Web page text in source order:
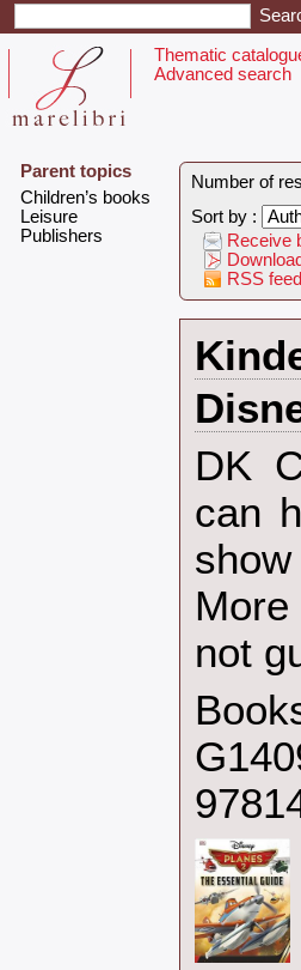
Thematic
Advanced search
Parent topics
‎Children’s books‎
‎Leisure‎
‎Publishers‎
Number of
Sort by :
Receive
RSS feed
‎DK
can
not